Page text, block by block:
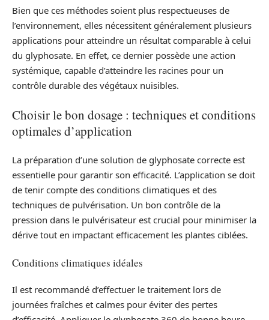
Bien que ces méthodes soient plus respectueuses de
l’environnement, elles nécessitent généralement plusieurs
applications pour atteindre un résultat comparable à celui
du glyphosate. En effet, ce dernier possède une action
systémique, capable d’atteindre les racines pour un
contrôle durable des végétaux nuisibles.
Choisir le bon dosage : techniques et conditions
optimales d’application
La préparation d’une solution de glyphosate correcte est
essentielle pour garantir son efficacité. L’application se doit
de tenir compte des conditions climatiques et des
techniques de pulvérisation. Un bon contrôle de la
pression dans le pulvérisateur est crucial pour minimiser la
dérive tout en impactant efficacement les plantes ciblées.
Conditions climatiques idéales
Il est recommandé d’effectuer le traitement lors de
journées fraîches et calmes pour éviter des pertes